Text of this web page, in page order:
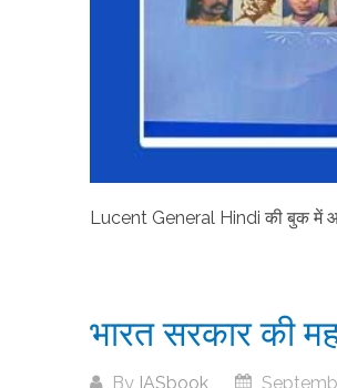
Lucent General Hindi की बुक में
भारत सरकार की
By IASbook